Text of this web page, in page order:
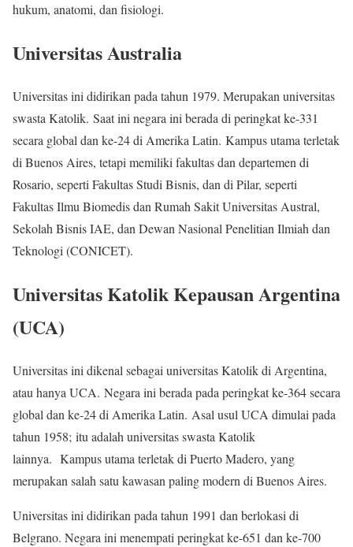
hukum, anatomi, dan fisiologi.
Universitas Australia
Universitas ini didirikan pada tahun 1979. Merupakan universitas
swasta Katolik. Saat ini negara ini berada di peringkat ke-331
secara global dan ke-24 di Amerika Latin. Kampus utama terletak
di Buenos Aires, tetapi memiliki fakultas dan departemen di
Rosario, seperti Fakultas Studi Bisnis, dan di Pilar, seperti
Fakultas Ilmu Biomedis dan Rumah Sakit Universitas Austral,
Sekolah Bisnis IAE, dan Dewan Nasional Penelitian Ilmiah dan
Teknologi (CONICET).
Universitas Katolik Kepausan Argentina
(UCA)
Universitas ini dikenal sebagai universitas Katolik di Argentina,
atau hanya UCA. Negara ini berada pada peringkat ke-364 secara
global dan ke-24 di Amerika Latin. Asal usul UCA dimulai pada
tahun 1958; itu adalah universitas swasta Katolik
lainnya. Kampus utama terletak di Puerto Madero, yang
merupakan salah satu kawasan paling modern di Buenos Aires.
Universitas ini didirikan pada tahun 1991 dan berlokasi di
Belgrano. Negara ini menempati peringkat ke-651 dan ke-700